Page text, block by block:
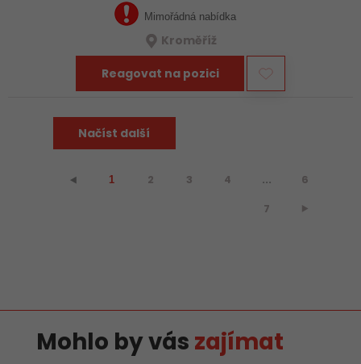
Mimořádná nabídka
Kroměříž
Reagovat na pozici
Načíst další
⯇ 1 2 3 4 ... 6
7 ⯈
Mohlo by vás zajímat